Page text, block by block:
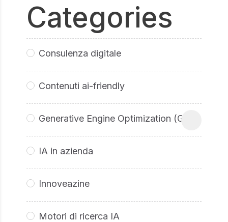
Categories
Consulenza digitale
Contenuti ai-friendly
Generative Engine Optimization (GEO
IA in azienda
Innoveazine
Motori di ricerca IA